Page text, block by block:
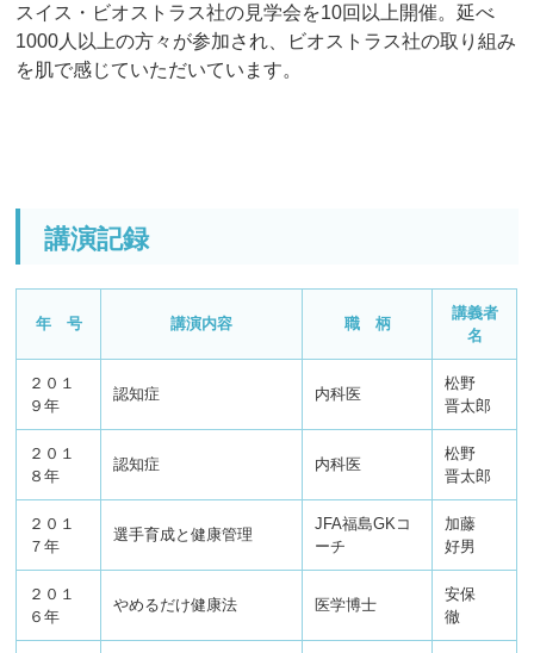
スイス・ビオストラス社の見学会を10回以上開催。延べ
1000人以上の方々が参加され、
ビオストラス社の取り組み
を肌で感じていただいています。
講演記録
年 号 講演内容 職 柄
講義者
名
２０１
９年
認知症 内科医
松野
晋太郎
２０１
８年
認知症 内科医
松野
晋太郎
２０１
７年
選手育成と健康管理
JFA福島GKコ
ーチ
加藤
好男
２０１
６年
やめるだけ健康法 医学博士
安保
徹